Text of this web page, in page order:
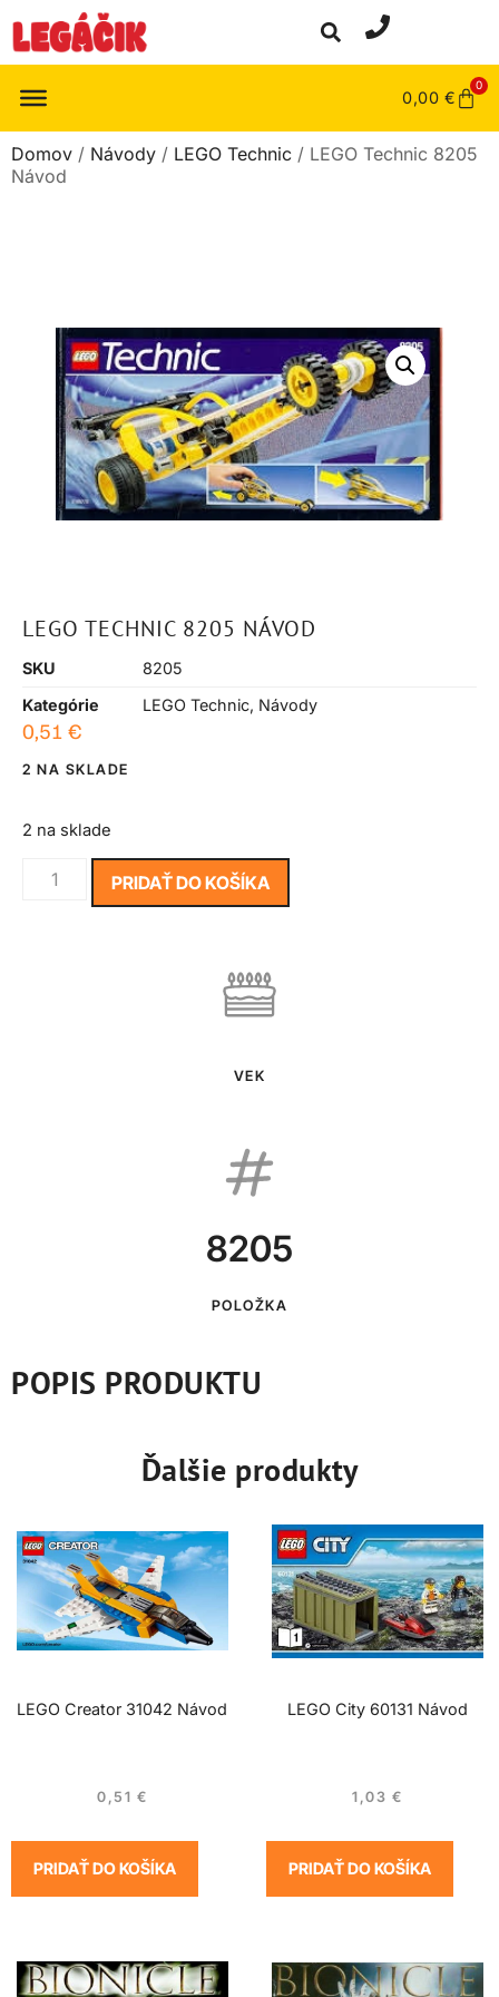
0,00 €
0
Domov / Návody / LEGO Technic / LEGO Technic 8205
Návod
LEGO TECHNIC 8205 NÁVOD
SKU
8205
Kategórie
LEGO Technic, Návody
0,51 €
2 NA SKLADE
2 na sklade
PRIDAŤ DO KOŠÍKA
VEK
8205
POLOŽKA
POPIS PRODUKTU
Ďalšie produkty
LEGO Creator 31042 Návod
0,51 €
PRIDAŤ DO KOŠÍKA
LEGO City 60131 Návod
1,03 €
PRIDAŤ DO KOŠÍKA